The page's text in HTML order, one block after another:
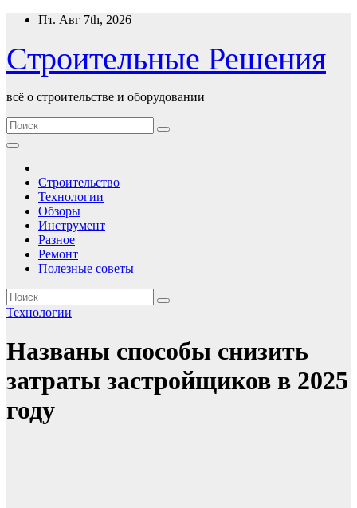
Перейти
содержимому
Пт. Авг 7th, 2026
Строительные Решения
всё о строительстве и оборудовании
Строительство
Технологии
Обзоры
Инструмент
Разное
Ремонт
Полезные советы
Технологии
Названы способы снизить
затраты застройщиков в 2025
году